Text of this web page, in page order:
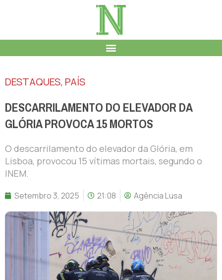
DESTAQUES, PAÍS
DESCARRILAMENTO DO ELEVADOR DA
GLÓRIA PROVOCA 15 MORTOS
O descarrilamento do elevador da Glória, em
Lisboa, provocou 15 vítimas mortais, segundo o
INEM.
Setembro 3, 2025 21:08 Agência Lusa